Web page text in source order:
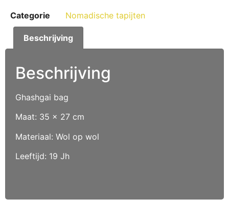
Categorie Nomadische tapijten
Beschrijving
Beschrijving
Ghashgai bag
Maat: 35 x 27 cm
Materiaal: Wol op wol
Leeftijd: 19 Jh